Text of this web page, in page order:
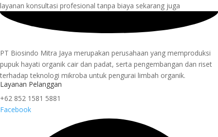
layanan konsultasi profesional tanpa biaya sekarang juga
PT Biosindo Mitra Jaya merupakan perusahaan yang memproduksi
pupuk hayati organik cair dan padat, serta pengembangan dan riset
terhadap teknologi mikroba untuk pengurai limbah organik.
Layanan Pelanggan
+62 852 1581 5881
Facebook